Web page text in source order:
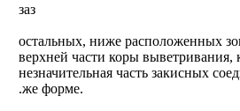
заз
остальных, ниже расположенных
верхней части коры выветривания,
незначительная часть закисных
.же форме.